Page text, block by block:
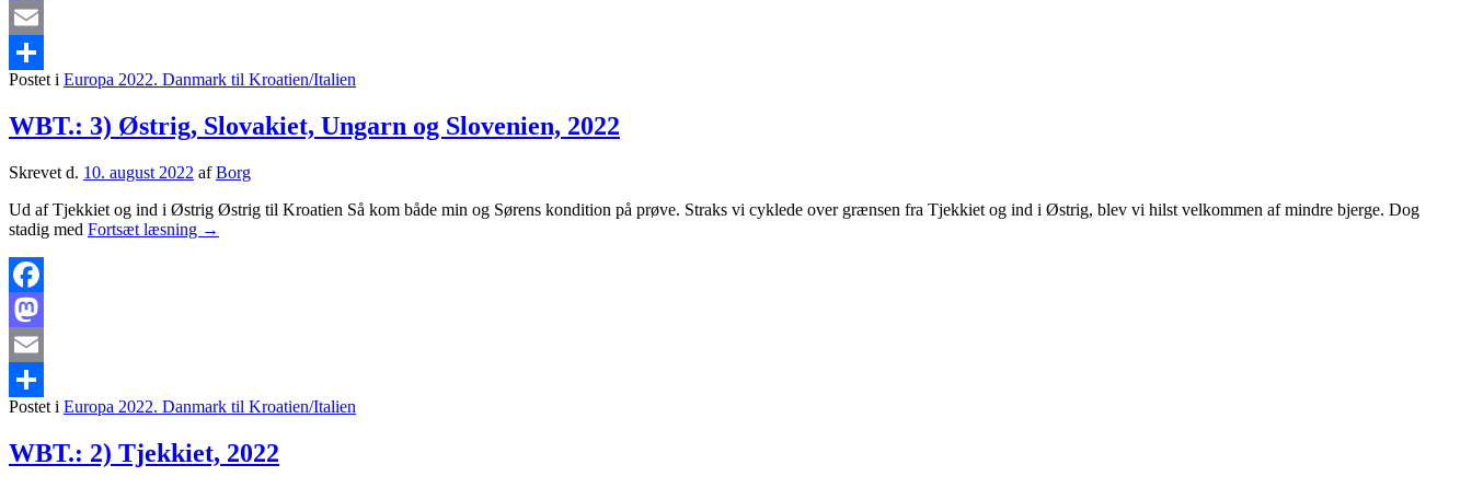
Mastodon
Email
Share
Postet i Europa 2022. Danmark til Kroatien/Italien
WBT.: 3) Østrig, Slovakiet, Ungarn og Slovenien, 2022
Skrevet d. 10. august 2022 afBorg
Ud af Tjekkiet og ind i Østrig Østrig til Kroatien Så kom både min og Sørens kondition på prøve. Straks vi cyklede over grænsen fra Tjekkiet og ind i Østrig, blev vi hilst velkommen af mindre bjerge. Dog
stadig med Fortsæt læsning WBT.:
→
Facebook
Mastodon
Email
Share
Postet i Europa 2022. Danmark til Kroatien/Italien
WBT.: 2) Tjekkiet, 2022